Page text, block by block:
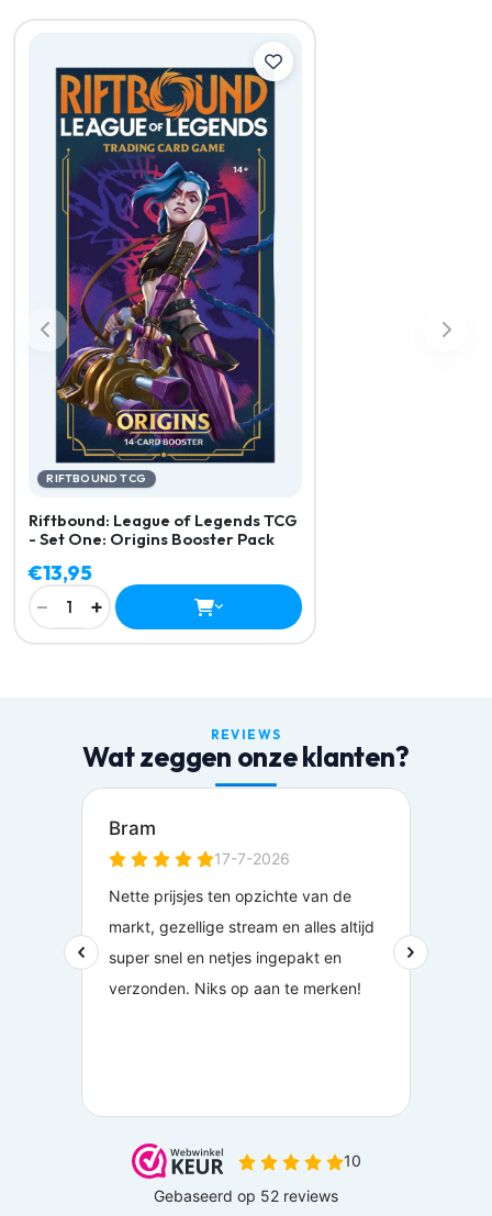
Of het nu gaat om 1-tegen-1-duels of wisselende
multiplayer-allianties, Riftbound is gemaakt voor een
verscheidenheid aan spannende spelvormen!
RIFTBOUND TCG
Riftbound: League of Legends TCG
- Set One: Origins Booster Pack
€13,95
− 1 +
REVIEWS
Wat zeggen onze klanten?